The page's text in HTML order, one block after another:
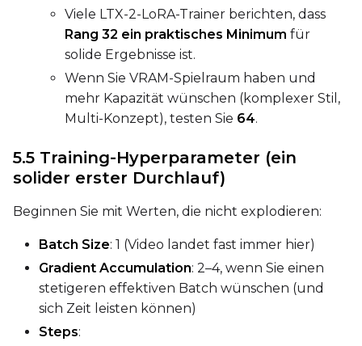
Viele LTX-2-LoRA-Trainer berichten, dass
Rang 32 ein praktisches Minimum für
solide Ergebnisse ist.
Wenn Sie VRAM-Spielraum haben und
mehr Kapazität wünschen (komplexer Stil,
Multi-Konzept), testen Sie 64.
5.5 Training-Hyperparameter (ein
solider erster Durchlauf)
Beginnen Sie mit Werten, die nicht explodieren:
Batch Size: 1 (Video landet fast immer hier)
Gradient Accumulation: 2–4, wenn Sie einen
stetigeren effektiven Batch wünschen (und
sich Zeit leisten können)
Steps: